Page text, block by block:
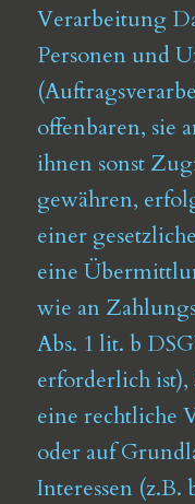
Verarbeitung
Personen und
offenbaren, sie
ihnen sonst
gewähren,
einer
eine
wie an
Abs. 1 lit. b
erforderlich
eine rechtliche
oder auf
Interessen (z.B.